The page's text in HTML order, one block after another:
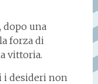
dopo una
forza di
vittoria.
i desideri non